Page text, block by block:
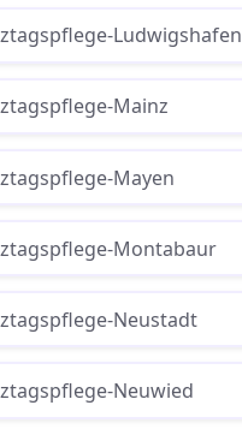
Ludwigshafen
Mainz
Mayen
Montabaur
Neustadt
Neuwied